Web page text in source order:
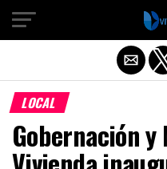
LOCAL
Gobernación
Salir de